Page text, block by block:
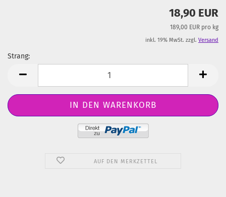
18,90 EUR
189,00 EUR pro kg
inkl. 19% MwSt. zzgl. Versand
Strang:
AUF DEN MERKZETTEL